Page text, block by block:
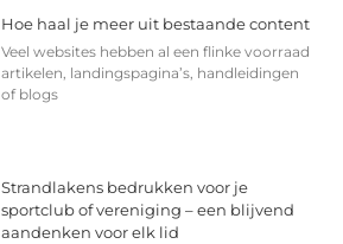
Hoe haal je meer uit bestaande content
Veel websites hebben al een flinke voorraad
artikelen, landingspagina’s, handleidingen
of blogs
Strandlakens bedrukken voor je
sportclub of vereniging – een blijvend
aandenken voor elk lid